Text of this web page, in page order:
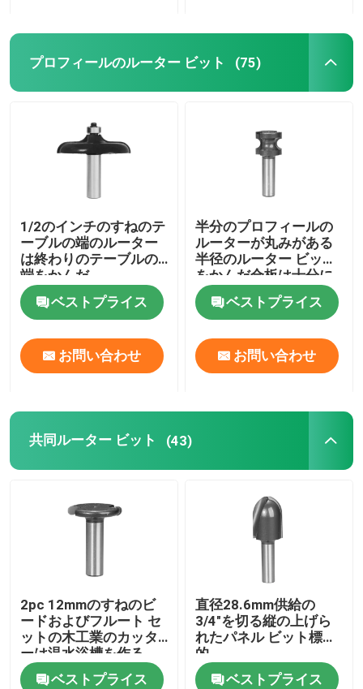
プロダクト
私達について
工場旅行
品質管理
引用を要求しなさい
プロフィールのルーター ビット
共同ルーター ビット
プロフィールのルーター ビット (75)
1/2のインチのすねのテ
ーブルの端のルーター
は終わりのテーブルの
端をかんだ
ベストプライス
お問い合わせ
半分のプロフィールの
ルーターが丸みがある
半径のルーター ビット
をかんだ合板は十分に
端を円形にした
ベストプライス
お問い合わせ
共同ルーター ビット (43)
2pc 12mmのすねのビ
ードおよびフルート セ
ットの木工業のカッタ
ーは温水浴槽を作る
ベストプライス
直径28.6mm供給の
3/4"を切る縦の上げら
れたパネル ビット標準
的
ベストプライス